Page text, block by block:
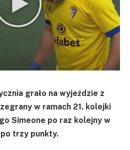
grało na wyjeździe z
w ramach 21. kolejki
Simeone po raz kolejny w
trzy punkty.